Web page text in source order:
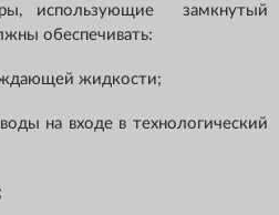
использующие замкнутый
обеспечивать:
жидкости;
на входе в технологический